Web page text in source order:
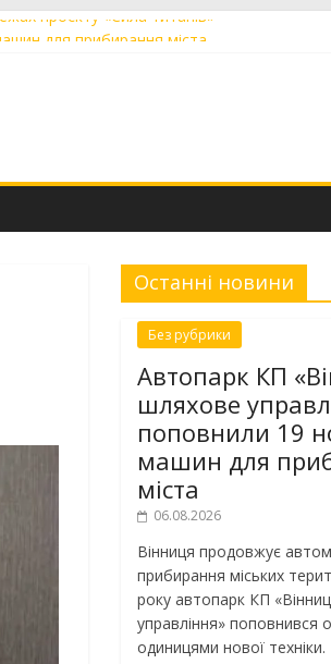
проєкту «Сила титанів»
їх відзначили в міській раді
Останні новини
Без рубрики
Автопарк КП
шляхове
поповнили 19
машин для
міста
06.08.2026
Вінниця продовжує
прибирання міських
року автопарк КП
управління» поповнився
одиницями нової техніки.